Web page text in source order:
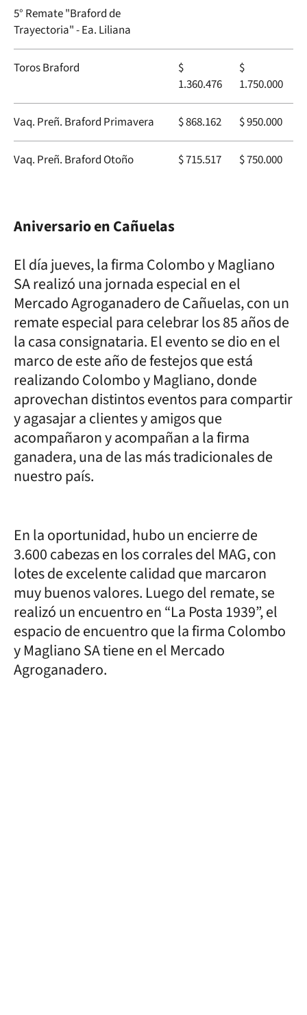
5° Remate "Braford de
Trayectoria" - Ea. Liliana
Toros Braford
$
1.360.476
$
1.750.000
Vaq. Preñ. Braford Primavera $ 868.162 $ 950.000
Vaq. Preñ. Braford Otoño $ 715.517 $ 750.000
Aniversario en Cañuelas
El día jueves, la firma Colombo y Magliano
SA realizó una jornada especial en el
Mercado Agroganadero de Cañuelas, con un
remate especial para celebrar los 85 años de
la casa consignataria. El evento se dio en el
marco de este año de festejos que está
realizando Colombo y Magliano, donde
aprovechan distintos eventos para compartir
y agasajar a clientes y amigos que
acompañaron y acompañan a la firma
ganadera, una de las más tradicionales de
nuestro país.
En la oportunidad, hubo un encierre de
3.600 cabezas en los corrales del MAG, con
lotes de excelente calidad que marcaron
muy buenos valores. Luego del remate, se
realizó un encuentro en “La Posta 1939”, el
espacio de encuentro que la firma Colombo
y Magliano SA tiene en el Mercado
Agroganadero.